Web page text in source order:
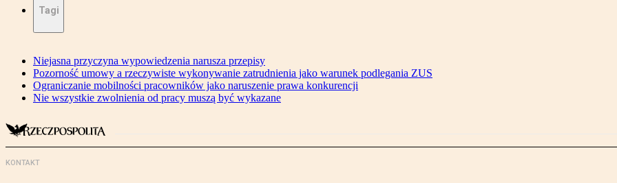
Tagi
Niejasna przyczyna wypowiedzenia narusza przepisy
Pozorność umowy a rzeczywiste wykonywanie zatrudnienia jako warunek podlegania ZUS
Ograniczanie mobilności pracowników jako naruszenie prawa konkurencji
Nie wszystkie zwolnienia od pracy muszą być wykazane
KONTAKT